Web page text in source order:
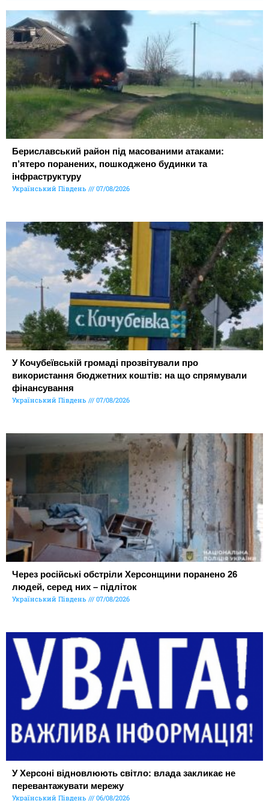
Бериславський район під масованими атаками:
п’ятеро поранених, пошкоджено будинки та
інфраструктуру
Український Південь 07/08/2026
У Кочубеївській громаді прозвітували про
використання бюджетних коштів: на що спрямували
фінансування
Український Південь 07/08/2026
Через російські обстріли Херсонщини поранено 26
людей, серед них – підліток
Український Південь 07/08/2026
У Херсоні відновлюють світло: влада закликає не
перевантажувати мережу
Український Південь 06/08/2026